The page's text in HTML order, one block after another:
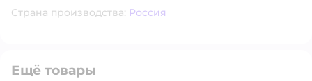
Страна производства: Россия
Ещё товары